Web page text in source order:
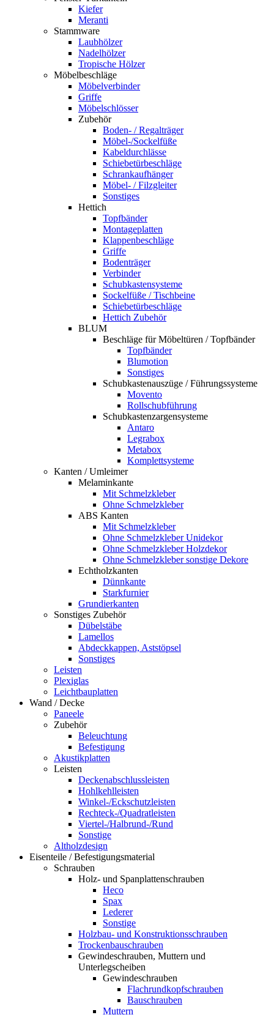
Kiefer
Meranti
Stammware
Laubhölzer
Nadelhölzer
Tropische Hölzer
Möbelbeschläge
Möbelverbinder
Griffe
Möbelschlösser
Zubehör
Boden- / Regalträger
Möbel-/Sockelfüße
Kabeldurchlässe
Schiebetürbeschläge
Schrankaufhänger
Möbel- / Filzgleiter
Sonstiges
Hettich
Topfbänder
Montageplatten
Klappenbeschläge
Griffe
Bodenträger
Verbinder
Schubkastensysteme
Sockelfüße / Tischbeine
Schiebetürbeschläge
Hettich Zubehör
BLUM
Beschläge für Möbeltüren / Topfbänder
Topfbänder
Blumotion
Sonstiges
Schubkastenauszüge / Führungssysteme
Movento
Rollschubführung
Schubkastenzargensysteme
Antaro
Legrabox
Metabox
Komplettsysteme
Kanten / Umleimer
Melaminkante
Mit Schmelzkleber
Ohne Schmelzkleber
ABS Kanten
Mit Schmelzkleber
Ohne Schmelzkleber Unidekor
Ohne Schmelzkleber Holzdekor
Ohne Schmelzkleber sonstige Dekore
Echtholzkanten
Dünnkante
Starkfurnier
Grundierkanten
Sonstiges Zubehör
Dübelstäbe
Lamellos
Abdeckkappen, Aststöpsel
Sonstiges
Leisten
Plexiglas
Leichtbauplatten
Wand / Decke
Paneele
Zubehör
Beleuchtung
Befestigung
Akustikplatten
Leisten
Deckenabschlussleisten
Hohlkehlleisten
Winkel-/Eckschutzleisten
Rechteck-/Quadratleisten
Viertel-/Halbrund-/Rund
Sonstige
Altholzdesign
Eisenteile / Befestigungsmaterial
Schrauben
Holz- und Spanplattenschrauben
Heco
Spax
Lederer
Sonstige
Holzbau- und Konstruktionsschrauben
Trockenbauschrauben
Gewindeschrauben, Muttern und
Unterlegscheiben
Gewindeschrauben
Flachrundkopfschrauben
Bauschrauben
Muttern